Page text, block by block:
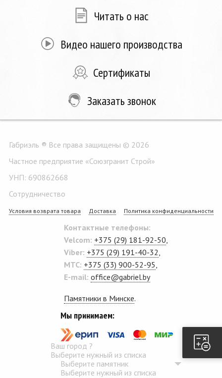
Читать о нас
Видео нашего производства
Сертификаты
Заказать звонок
Габриэль ® Все права защищены © 2026
Частное предприятие «Союзгранит Строй»
УНП: 690862668
Сотрудничество
Условия возврата товара Доставка Политика конфиденциальности
Контактные телефоны:
Velcom: +375 (29) 181-92-50
Viber: +375 (29) 191-40-32
MTC: +375 (33) 900-52-95
E-mail: office@gabriel.by
Памятники в Минске.
Мы принимаем:
Ваш город ?
Выберите нужный из списка
Выберите памятник
Выберите нужный из списка